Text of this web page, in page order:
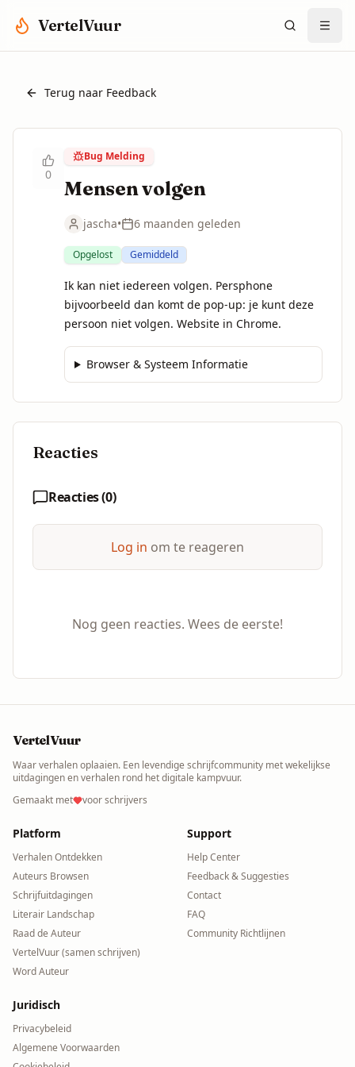
VertelVuur
Terug naar Feedback
0
Bug Melding
Mensen volgen
jascha• 6 maanden geleden
Opgelost Gemiddeld
Ik kan niet iedereen volgen. Persphone
bijvoorbeeld dan komt de pop-up: je kunt deze
persoon niet volgen. Website in Chrome.
Browser & Systeem Informatie
Reacties
Reacties (0)
Log in om te reageren
Nog geen reacties. Wees de eerste!
VertelVuur
Waar verhalen oplaaien. Een levendige schrijfcommunity met wekelijkse
uitdagingen en verhalen rond het digitale kampvuur.
Gemaakt met
voor schrijvers
Platform
Verhalen Ontdekken
Auteurs Browsen
Schrijfuitdagingen
Literair Landschap
Raad de Auteur
VertelVuur (samen schrijven)
Word Auteur
Support
Help Center
Feedback & Suggesties
Contact
FAQ
Community Richtlijnen
Juridisch
Privacybeleid
Algemene Voorwaarden